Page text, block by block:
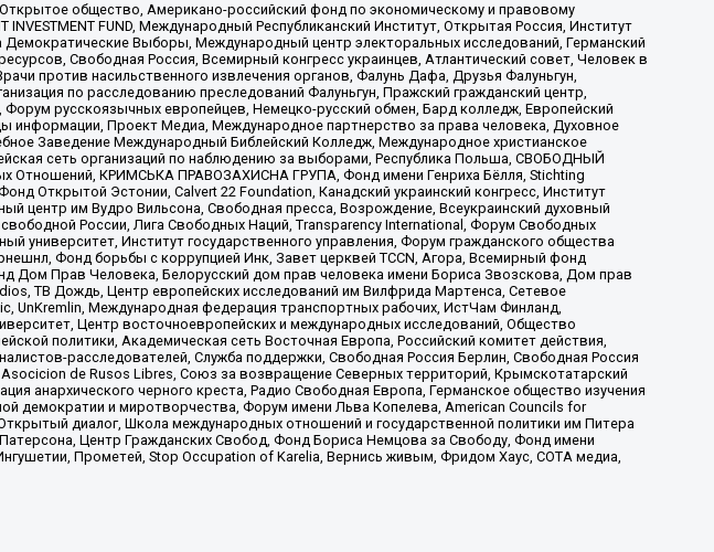
общество, Американо-российский фонд по экономическому и правовому
FUND, Международный Республиканский Институт, Открытая Россия, Институт
Выборы, Международный центр электоральных исследований, Германский
Свободная Россия, Всемирный конгресс украинцев, Атлантический совет, Человек в
против насильственного извлечения органов, Фалунь Дафа, Друзья Фалуньгун,
по расследованию преследований Фалуньгун, Пражский гражданский центр,
русскоязычных европейцев, Немецко-русский обмен, Бард колледж, Европейский
Проект Медиа, Международное партнерство за права человека, Духовное
Заведение Международный Библейский Колледж, Международное христианское
сеть организаций по наблюдению за выборами, Республика Польша, СВОБОДНЫЙ
Отношений, КРИМСЬКА ПРАВОЗАХИСНА ГРУПА, Фонд имени Генриха Бёлля, Stichting
Открытой Эстонии, Calvert 22 Foundation, Канадский украинский конгресс, Институт
центр им Вудро Вильсона, Свободная пресса, Возрождение, Всеукраинский духовный
России, Лига Свободных Наций, Transparеncy International, Форум Свободных
университет, Институт государственного управления, Форум гражданского общества
Фонд борьбы с коррупцией Инк, Завет церквей TCCN, Агора, Всемирный фонд
Дом Прав Человека, Белорусский дом прав человека имени Бориса Звозскова, Дом прав
ТВ Дождь, Центр европейских исследований им Вилфрида Мартенса, Сетевое
UnKremlin, Международная федерация транспортных рабочих, ИстЧам Финланд,
Центр восточноевропейских и международных исследований, Общество
политики, Академическая сеть Восточная Европа, Российский комитет действия,
расследователей, Служба поддержки, Свободная Россия Берлин, Свободная Россия
de Rusos Libres, Союз за возвращение Северных территорий, Крымскотатарский
анархического черного креста, Радио Свободная Европа, Германское общество изучения
демократии и миротворчества, Форум имени Льва Копелева, American Councils for
диалог, Школа международных отношений и государственной политики им Питера
Центр Гражданских Свобод, Фонд Бориса Немцова за Свободу, Фонд имени
Прометей, Stop Occupation of Karelia, Вернись живым, Фридом Хаус, СОТА медиа,